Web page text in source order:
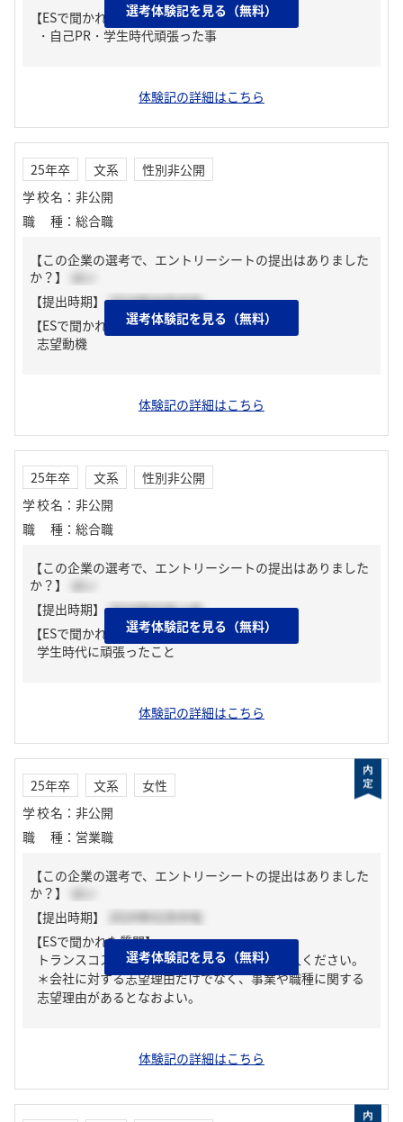
【ESで聞かれた質問】
・自己PR・学生時代頑張った事
体験記の詳細はこちら
選考体験記を見る（無料）
25年卒 文系
性別非公開
学校名 ： 非公開
職種 ： 総合職
【この企業の選考で、エントリーシートの提出はありました
か？】
はい
【提出時期】 2024年04月中旬
【ESで聞かれた質問】
志望動機
体験記の詳細はこちら
選考体験記を見る（無料）
25年卒 文系
性別非公開
学校名 ： 非公開
職種 ： 総合職
【この企業の選考で、エントリーシートの提出はありました
か？】
はい
【提出時期】 2024年03月上旬
【ESで聞かれた質問】
学生時代に頑張ったこと
体験記の詳細はこちら
選考体験記を見る（無料）
25年卒 文系
女性
学校名 ： 非公開
職種 ： 営業職
【この企業の選考で、エントリーシートの提出はありました
か？】
はい
【提出時期】
2024年02月中旬
【ESで聞かれた質問】
トランスコスモスへの志望理由についてご記入ください。
＊会社に対する志望理由だけでなく、事業や職種に関する
志望理由があるとなおよい。
体験記の詳細はこちら
選考体験記を見る（無料）